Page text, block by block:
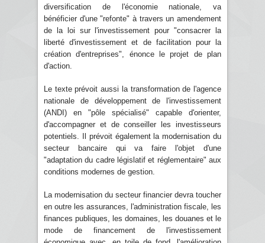
diversification de l'économie nationale, va
bénéficier d'une "refonte" à travers un amendement
de la loi sur l'investissement pour "consacrer la
liberté d'investissement et de facilitation pour la
création d'entreprises", énonce le projet de plan
d'action.
Le texte prévoit aussi la transformation de l'agence
nationale de développement de l'investissement
(ANDI) en "pôle spécialisé" capable d'orienter,
d'accompagner et de conseiller les investisseurs
potentiels. Il prévoit également la modernisation du
secteur bancaire qui va faire l'objet d'une
"adaptation du cadre législatif et réglementaire" aux
conditions modernes de gestion.
La modernisation du secteur financier devra toucher
en outre les assurances, l'administration fiscale, les
finances publiques, les domaines, les douanes et le
mode de financement de l'investissement